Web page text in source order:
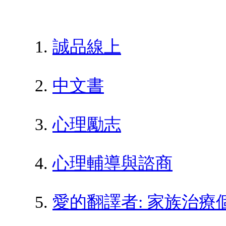
誠品線上
中文書
心理勵志
心理輔導與諮商
愛的翻譯者: 家族治療